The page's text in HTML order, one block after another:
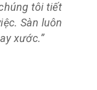
tôi tiết
Sàn luôn
xước.”